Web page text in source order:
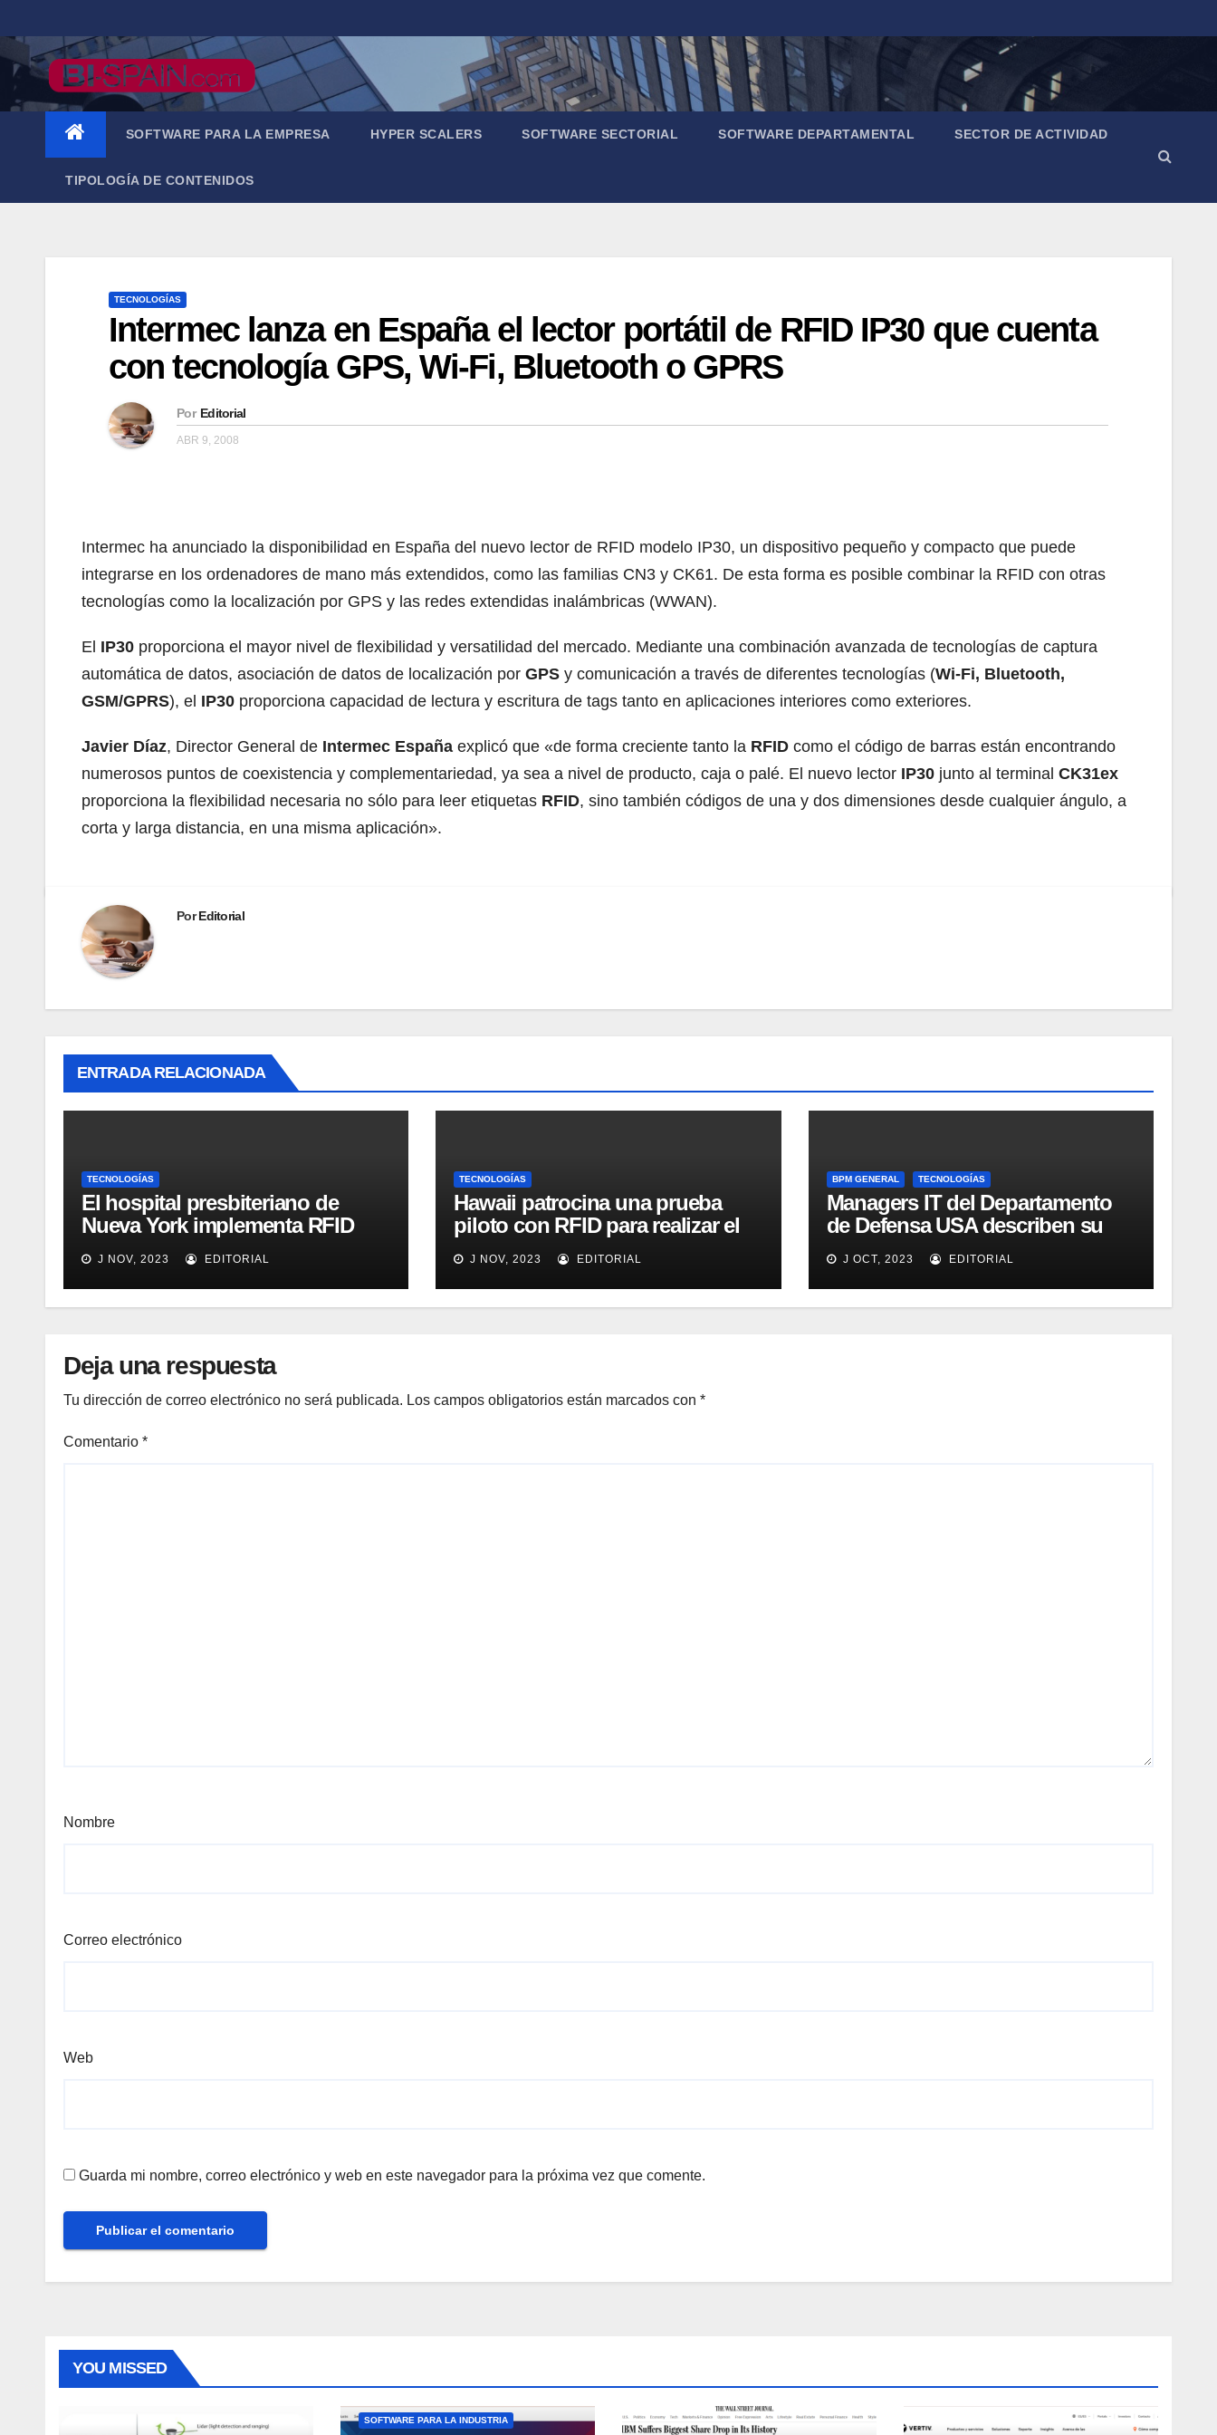
al
contenido
SOFTWARE PARA LA EMPRESA HYPER SCALERS SOFTWARE SECTORIAL SOFTWARE DEPARTAMENTAL SECTOR DE ACTIVIDAD
TIPOLOGÍA DE CONTENIDOS
TECNOLOGÍAS
Intermec lanza en España el lector portátil de RFID IP30 que cuenta
con tecnología GPS, Wi-Fi, Bluetooth o GPRS
Por Editorial
ABR 9, 2008
Intermec ha anunciado la disponibilidad en España del nuevo lector de RFID modelo IP30, un dispositivo pequeño y compacto que puede
integrarse en los ordenadores de mano más extendidos, como las familias CN3 y CK61. De esta forma es posible combinar la RFID con otras
tecnologías como la localización por GPS y las redes extendidas inalámbricas (WWAN).
El IP30 proporciona el mayor nivel de flexibilidad y versatilidad del mercado. Mediante una combinación avanzada de tecnologías de captura
automática de datos, asociación de datos de localización por GPS y comunicación a través de diferentes tecnologías (Wi-Fi, Bluetooth,
GSM/GPRS), el IP30 proporciona capacidad de lectura y escritura de tags tanto en aplicaciones interiores como exteriores.
Javier Díaz, Director General de Intermec España explicó que «de forma creciente tanto la RFID como el código de barras están encontrando
numerosos puntos de coexistencia y complementariedad, ya sea a nivel de producto, caja o palé. El nuevo lector IP30 junto al terminal CK31ex
proporciona la flexibilidad necesaria no sólo para leer etiquetas RFID, sino también códigos de una y dos dimensiones desde cualquier ángulo, a
corta y larga distancia, en una misma aplicación».
PorEditorial
ENTRADA RELACIONADA
TECNOLOGÍAS
El hospital presbiteriano de
Nueva York implementa RFID
para mejorar el proceso de
inventario de equipamiento
médico
J NOV, 2023 EDITORIAL
TECNOLOGÍAS
Hawaii patrocina una prueba
piloto con RFID para realizar el
seguimiento y control de
alimentos
J NOV, 2023 EDITORIAL
BPM GENERAL TECNOLOGÍAS
Managers IT del Departamento
de Defensa USA describen su
implementación SOA
J OCT, 2023 EDITORIAL
Deja una respuesta
Tu dirección de correo electrónico no será publicada. Los campos obligatorios están marcados con *
Comentario *
Nombre
Correo electrónico
Web
Guarda mi nombre, correo electrónico y web en este navegador para la próxima vez que comente.
YOU MISSED
SOFTWARE PARA LA INDUSTRIA